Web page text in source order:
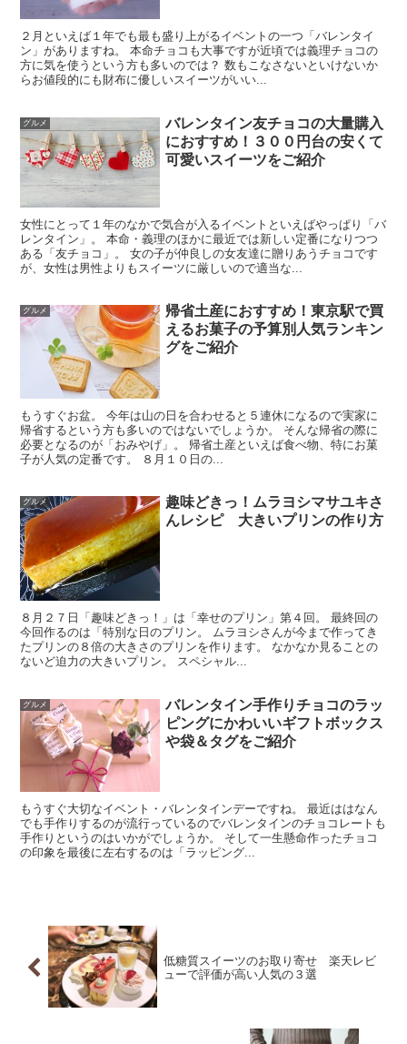
２月といえば１年でも最も盛り上がるイベントの一つ「バレンタイ
ン」がありますね。 本命チョコも大事ですが近頃では義理チョコの
方に気を使うという方も多いのでは？ 数もこなさないといけないか
らお値段的にも財布に優しいスイーツがいい...
グルメ
バレンタイン友チョコの大量購入
におすすめ！３００円台の安くて
可愛いスイーツをご紹介
女性にとって１年のなかで気合が入るイベントといえばやっぱり「バ
レンタイン」。 本命・義理のほかに最近では新しい定番になりつつ
ある「友チョコ」。 女の子が仲良しの女友達に贈りあうチョコです
が、女性は男性よりもスイーツに厳しいので適当な...
グルメ
帰省土産におすすめ！東京駅で買
えるお菓子の予算別人気ランキン
グをご紹介
もうすぐお盆。 今年は山の日を合わせると５連休になるので実家に
帰省するという方も多いのではないでしょうか。 そんな帰省の際に
必要となるのが「おみやげ」。 帰省土産といえば食べ物、特にお菓
子が人気の定番です。 ８月１０日の...
グルメ
趣味どきっ！ムラヨシマサユキさ
んレシピ 大きいプリンの作り方
８月２７日「趣味どきっ！」は「幸せのプリン」第４回。 最終回の
今回作るのは「特別な日のプリン。 ムラヨシさんが今まで作ってき
たプリンの８倍の大きさのプリンを作ります。 なかなか見ることの
ないど迫力の大きいプリン。 スペシャル...
グルメ
バレンタイン手作りチョコのラッ
ピングにかわいいギフトボックス
や袋＆タグをご紹介
もうすぐ大切なイベント・バレンタインデーですね。 最近ははなん
でも手作りするのが流行っているのでバレンタインのチョコレートも
手作りというのはいかがでしょうか。 そして一生懸命作ったチョコ
の印象を最後に左右するのは「ラッピング...
低糖質スイーツのお取り寄せ 楽天レビ
ューで評価が高い人気の３選